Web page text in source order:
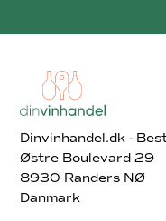
Dinvinhandel.dk -
Østre Boulevard 29
8930 Randers NØ
Danmark